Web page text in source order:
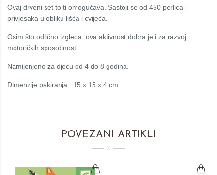
Ovaj drveni set to ti omogućava. Sastoji se od 450 perlica i
privjesaka u obliku lišća i cvijeća.
Osim što odlično izgleda, ova aktivnost dobra je i za razvoj
motoričkih sposobnosti.
Namijenjeno za djecu od 4 do 8 godina.
Dimenzije pakiranja: 15 x 15 x 4 cm
POVEZANI ARTIKLI